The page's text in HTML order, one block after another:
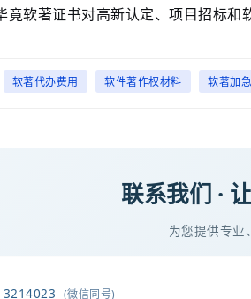
竟软著证书对高新认定、项目招标和
软著代办费用 软件著作权材料 软著加
联系我们 ·
为您提供专业
(微信同号)